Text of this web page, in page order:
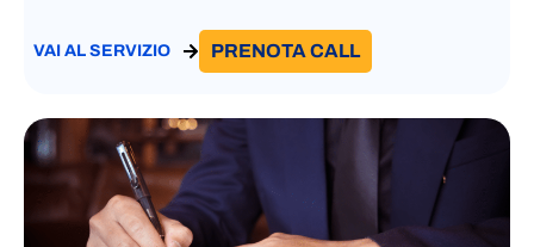
VAI AL SERVIZIO PRENOTA CALL